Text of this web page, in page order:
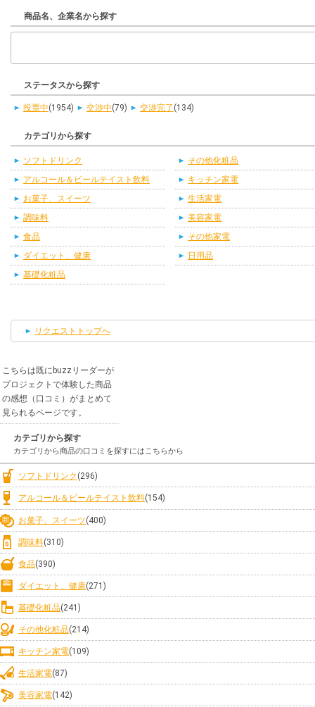
商品名、企業名から探す
ステータスから探す
投票中(1954) 交渉中(79) 交渉完了 (134)
カテゴリから探す
ソフトドリンク
アルコール＆ビールテイスト飲料
お菓子、スイーツ
調味料
食品
ダイエット、健康
基礎化粧品
その他化粧品
キッチン家電
生活家電
美容家電
その他家電
日用品
リクエストトップへ
こちらは既にbuzzリーダーが
プロジェクトで体験した商品
の感想（口コミ）がまとめて
見られるページです。
カテゴリから探す
カテゴリから商品の口コミを探すにはこちらから
ソフトドリンク (296)
アルコール＆ビールテイスト飲料(154)
お菓子、スイーツ(400)
調味料(310)
食品(390)
ダイエット、健康(271)
基礎化粧品(241)
その他化粧品(214)
キッチン家電(109)
生活家電(87)
美容家電(142)